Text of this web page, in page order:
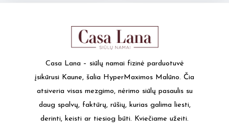
multiple
options
may
be
chosen
on
the
Casa Lana – siūlų namai fizinė parduotuvė
įsikūrusi Kaune, šalia HyperMaximos Malūno. Čia
atsiveria visas mezgimo, nėrimo siūlų pasaulis su
daug spalvų, faktūrų, rūšių, kurias galima liesti,
derinti, keisti ar tiesiog būti. Kviečiame užeiti.